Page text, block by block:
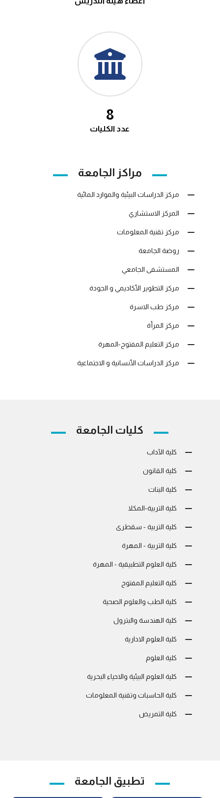
10
عدد الكليات
مراكز الجامعة
مركز الدراسات البيئية والموارد المائية
المركز الاستشاري
مركز تقنية المعلومات
روضة الجامعة
المستشفى الجامعي
مركز التطوير الأكاديمي و الجودة
مركز طب الاسرة
مركز المرأة
مركز التعليم المفتوح-المهرة
مركز الدراسات الأنسانية و الاجتماعية
كليات الجامعة
كلية الآداب
كلية القانون
كلية البنات
كلية التربية-المكلا
كلية التربية - سقطرى
كلية التربية - المهرة
كلية العلوم التطبيقية - المهرة
كلية التعليم المفتوح
كلية الطب والعلوم الصحية
كلية الهندسة والبترول
كلية العلوم الادارية
كلية العلوم
كلية العلوم البيئية والاحياء البحرية
كلية الحاسبات وتقنية المعلومات
كلية التمريض
تطبيق الجامعة